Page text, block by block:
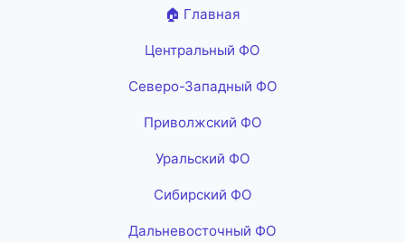
🏠 Главная
Центральный ФО
Северо-Западный ФО
Приволжский ФО
Уральский ФО
Сибирский ФО
Дальневосточный ФО